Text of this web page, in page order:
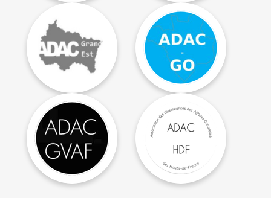
Président : Sébastien
HORZINSKI
Association des DAC
du Grand EST
Président.es :
Angélique PARRICHE,
Emilie TAGHERSOUT,
Jean-Philippe
DHOLLANDE
Association des DAC
du Grand Ouest
Président : Gilles GUEY
Association des DAC
Agglomérations de
France
Président.es : Crisalyne
GALLET et Alexis JAMA
Association des
Directeurs des affaires
culturelles des Hauts